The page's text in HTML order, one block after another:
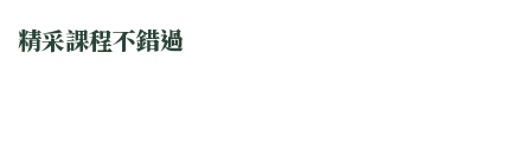
精采課程不錯過